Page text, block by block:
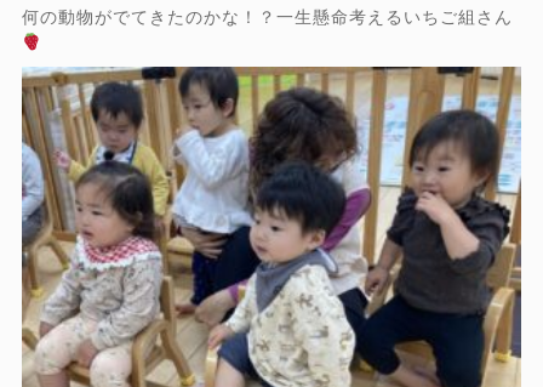
何の動物がでてきたのかな！？一生懸命考えるいちご組さん